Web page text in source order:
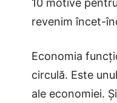
10 motive
revenim încet-
Economia
circulă. Este
ale economiei.